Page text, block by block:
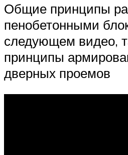
Общие принципы
пенобетонными
следующем видео,
принципы
дверных проемов